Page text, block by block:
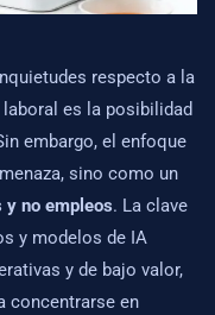
respecto a la
es la posibilidad
embargo, el enfoque
sino como un
no empleos. La clave
y modelos de IA
y de bajo valor,
concentrarse en